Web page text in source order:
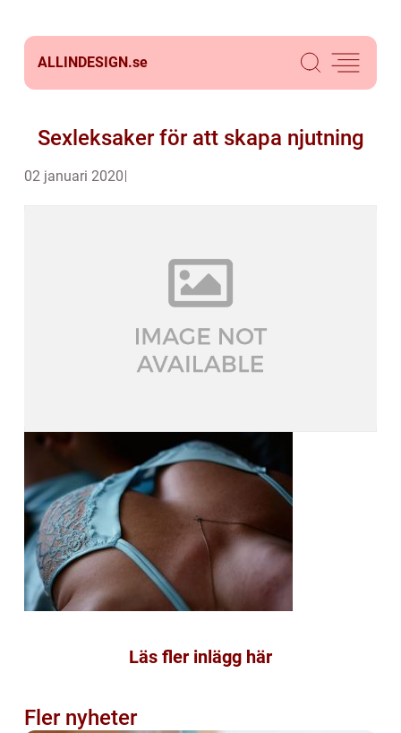
ALLINDESIGN.se
Sexleksaker för att skapa njutning
02 januari 2020
Läs fler inlägg här
Fler nyheter